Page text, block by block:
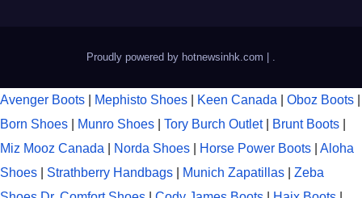
Proudly powered by hotnewsinhk.com |
Avenger Boots Mephisto Shoes Keen Canada Oboz Boots
Born Shoes
Munro Shoes Tory Burch Outlet Brunt Boots
Miz Mooz Canada
Norda Shoes Horse Power Boots
Aloha
Shoes
Strathberry Handbags Munich Zapatillas
Zeba